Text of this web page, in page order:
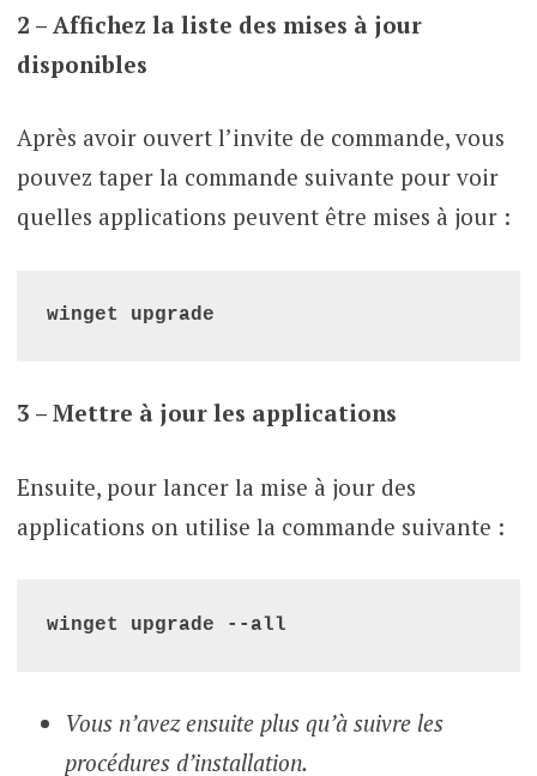
2 – Affichez la liste des mises à jour
disponibles
Après avoir ouvert l’invite de commande, vous
pouvez taper la commande suivante pour voir
quelles applications peuvent être mises à jour :
winget upgrade
3 – Mettre à jour les applications
Ensuite, pour lancer la mise à jour des
applications on utilise la commande suivante :
winget upgrade --all
Vous n’avez ensuite plus qu’à suivre les
procédures d’installation.